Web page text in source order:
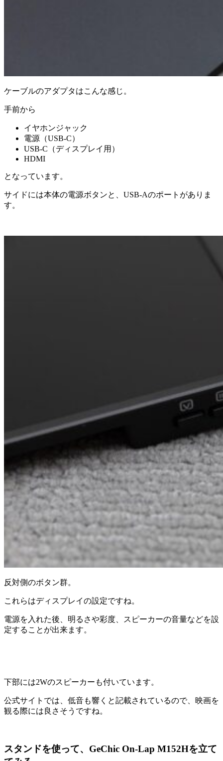
ケーブルのアダプタはこんな感じ。
手前から
イヤホンジャック
電源（USB-C）
USB-C（ディスプレイ用）
HDMI
となっています。
サイドには本体の電源ボタンと、USB-Aのポートがありま
す。
反対側のボタン群。
これらはディスプレイの設定ですね。
電源を入れた後、明るさや彩度、スピーカーの音量などを設
定することが出来ます。
下部には2Wのスピーカーも付いています。
公式サイトでは、低音も響くと記載されているので、映画を
観る際には良さそうですね。
スタンドを使って、GeChic On-Lap M152Hを立て